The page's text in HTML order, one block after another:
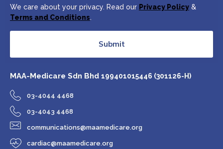
We care about your privacy. Read our Privacy Policy &
Terms and Conditions.
Submit
MAA-Medicare Sdn Bhd 199401015446 (301126-H)
03-4044 4468
03-4043 4468
communications@maamedicare.org
cardiac@maamedicare.org